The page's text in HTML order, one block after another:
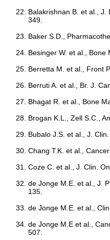
Balakrishnan B. et al., J.
349.
Baker S.D.,
Besinger W. et al., Bone
Berretta M. et al., Front
Berruti A. et al., Br. J.
Bhagat R. et al., Bone
Brogan K.L., Zell S.C.,
Bubalo J.S. et al., J.
Chang T.K. et al.,
Coze C. et al., J. Clin.
de Jonge M.E. et al., J.
135.
de Jonge M.E. et al.,
de Jonge M.E et al.,
507.